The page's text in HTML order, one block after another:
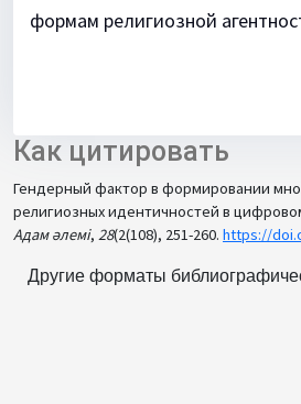
формам религиозной
Как цитировать
Гендерный фактор в формировании
религиозных идентичностей в
Адам әлемі, 28(2(108), 251-260. https://
Другие форматы